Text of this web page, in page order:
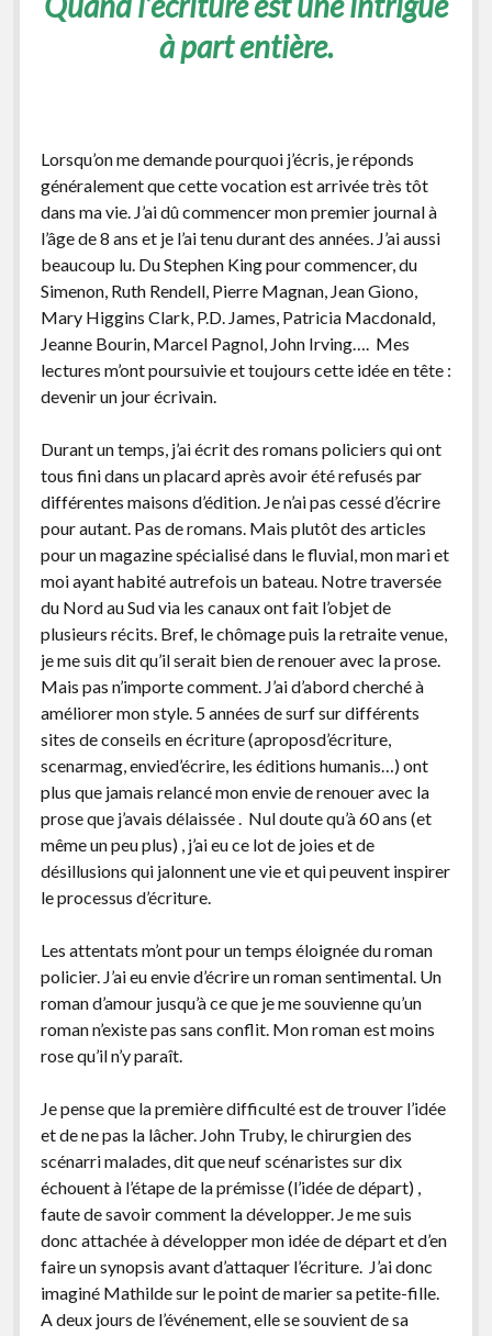
facebookinstagram
youtubeemail-
form
à part entière.
Lorsqu’on me demande pourquoi j’écris, je réponds
généralement que cette vocation est arrivée très tôt
dans ma vie. J’ai dû commencer mon premier journal à
l’âge de 8 ans et je l’ai tenu durant des années. J’ai aussi
beaucoup lu. Du Stephen King pour commencer, du
Simenon, Ruth Rendell, Pierre Magnan, Jean Giono,
Mary Higgins Clark, P.D. James, Patricia Macdonald,
Jeanne Bourin, Marcel Pagnol, John Irving…. Mes
lectures m’ont poursuivie et toujours cette idée en tête :
devenir un jour écrivain.
Durant un temps, j’ai écrit des romans policiers qui ont
tous fini dans un placard après avoir été refusés par
différentes maisons d’édition. Je n’ai pas cessé d’écrire
pour autant. Pas de romans. Mais plutôt des articles
pour un magazine spécialisé dans le fluvial, mon mari et
moi ayant habité autrefois un bateau. Notre traversée
du Nord au Sud via les canaux ont fait l’objet de
plusieurs récits. Bref, le chômage puis la retraite venue,
je me suis dit qu’il serait bien de renouer avec la prose.
Mais pas n’importe comment. J’ai d’abord cherché à
améliorer mon style. 5 années de surf sur différents
sites de conseils en écriture (aproposd’écriture,
scenarmag, envied’écrire, les éditions humanis…) ont
plus que jamais relancé mon envie de renouer avec la
prose que j’avais délaissée . Nul doute qu’à 60 ans (et
même un peu plus) , j’ai eu ce lot de joies et de
désillusions qui jalonnent une vie et qui peuvent inspirer
le processus d’écriture.
Les attentats m’ont pour un temps éloignée du roman
policier. J’ai eu envie d’écrire un roman sentimental. Un
roman d’amour jusqu’à ce que je me souvienne qu’un
roman n’existe pas sans conflit. Mon roman est moins
rose qu’il n’y paraît.
Je pense que la première difficulté est de trouver l’idée
et de ne pas la lâcher. John Truby, le chirurgien des
scénarri malades, dit que neuf scénaristes sur dix
échouent à l’étape de la prémisse (l’idée de départ) ,
faute de savoir comment la développer. Je me suis
donc attachée à développer mon idée de départ et d’en
faire un synopsis avant d’attaquer l’écriture. J’ai donc
imaginé Mathilde sur le point de marier sa petite-fille.
A deux jours de l’événement, elle se souvient de sa